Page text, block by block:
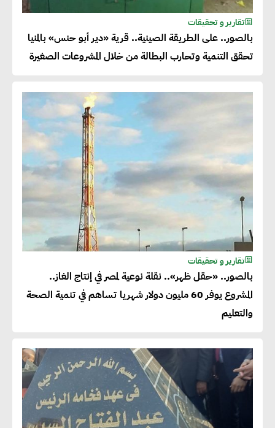
تقارير و تحقيقات
بالصور.. على الطريقة الصينية.. قرية «دير أبو حنس» بالمنيا
تحقق التنمية وتحارب البطالة من خلال المشروعات الصغيرة
تقارير و تحقيقات
بالصور.. «حقل ظهر».. نقلة نوعية لمصر في إنتاج الغاز..
المشروع يوفر 60 مليون دولار شهريا تساهم في تنمية الصحة
والتعليم